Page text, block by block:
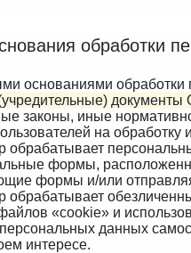
обработки
основаниями
документы
законы, иные
на
обрабатывает
формы,
формы и/или
обрабатывает
«cookie» и
данных
интересе.